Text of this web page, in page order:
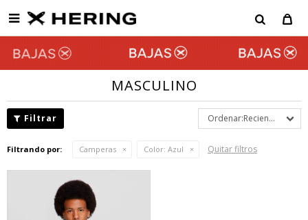

MASCULINO
Recientes
Filtrando por: Camperas Color: Azul Quitar filtros